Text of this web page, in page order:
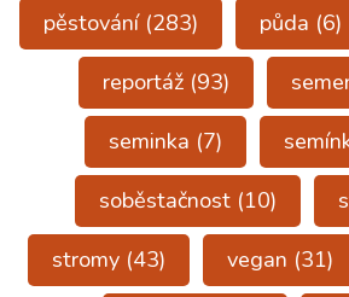
pěstování(283) půda (6)
reportáž (93)
seminka (7)
soběstačnost (10)
stromy (43) vegan (31)